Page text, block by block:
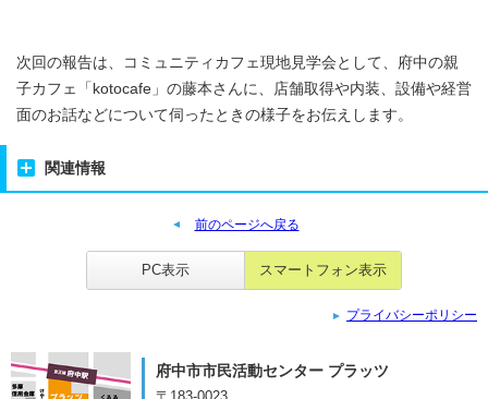
次回の報告は、コミュニティカフェ現地見学会として、府中の親
子カフェ「kotocafe」の藤本さんに、店舗取得や内装、設備や経営
面のお話などについて伺ったときの様子をお伝えします。
関連情報
前のページへ戻る
PC表示 スマートフォン表示
プライバシーポリシー
府中市市民活動センター プラッツ